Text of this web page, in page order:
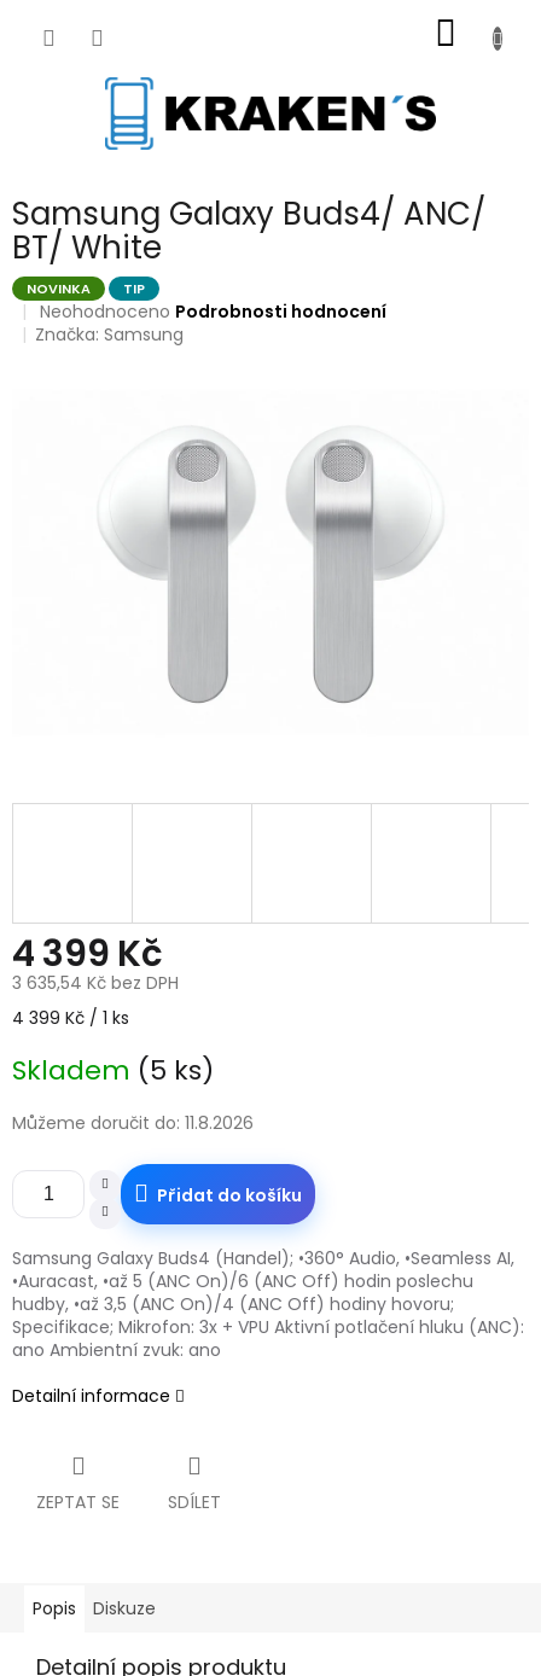
KOŠÍK
Samsung Galaxy Buds4/ ANC/
BT/ White
NOVINKA TIP
Průměrné
hodnocení
Neohodnoceno Podrobnosti hodnocení
Značka:Samsung
4 399 Kč
3 635,54 Kč bez DPH
Měrná
4 399 Kč / 1 ks
Skladem (5 ks)
Můžeme doručit do: 11.8.2026
Přidat do košíku
Samsung Galaxy Buds4 (Handel); •360° Audio, •Seamless AI,
•Auracast, •až 5 (ANC On)/6 (ANC Off) hodin poslechu
hudby, •až 3,5 (ANC On)/4 (ANC Off) hodiny hovoru;
Specifikace; Mikrofon: 3x + VPU Aktivní potlačení hluku (ANC):
ano Ambientní zvuk: ano
Detailní informace
ZEPTAT SE SDÍLET
Popis Diskuze
Detailní popis produktu